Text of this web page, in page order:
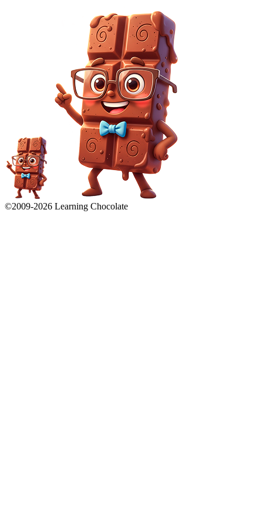
©2009-2026 Learning Chocolate